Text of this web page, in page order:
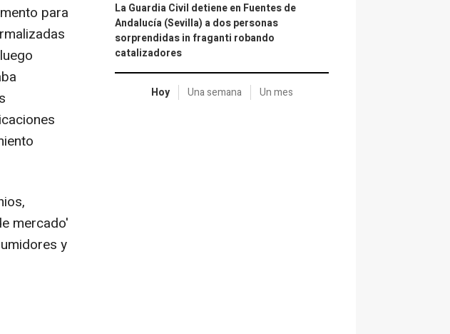
para
mercado'
y
La Guardia Civil detiene en Fuentes de
Andalucía (Sevilla) a dos personas
sorprendidas in fraganti robando
catalizadores
Hoy Una semana Un mes